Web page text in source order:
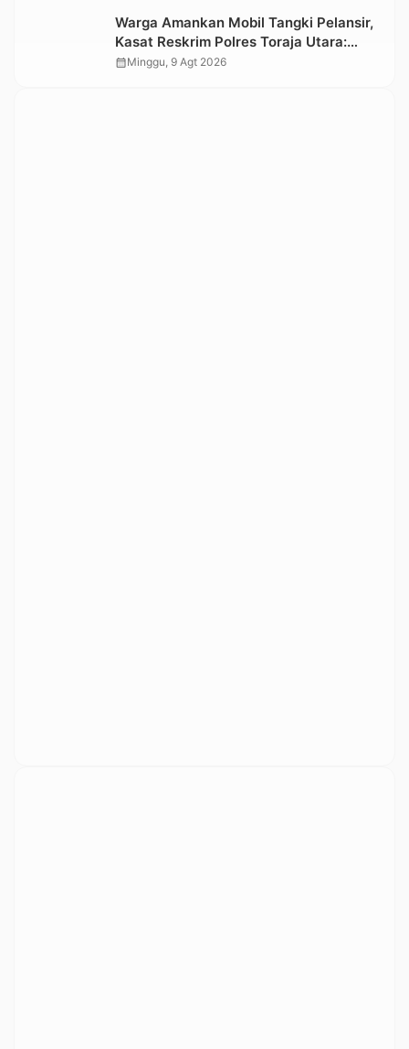
Warga Amankan Mobil Tangki Pelansir,
Kasat Reskrim Polres Toraja Utara:
Proses Hukum Berjalan Transparan
calendar_monthMinggu, 9 Agt 2026